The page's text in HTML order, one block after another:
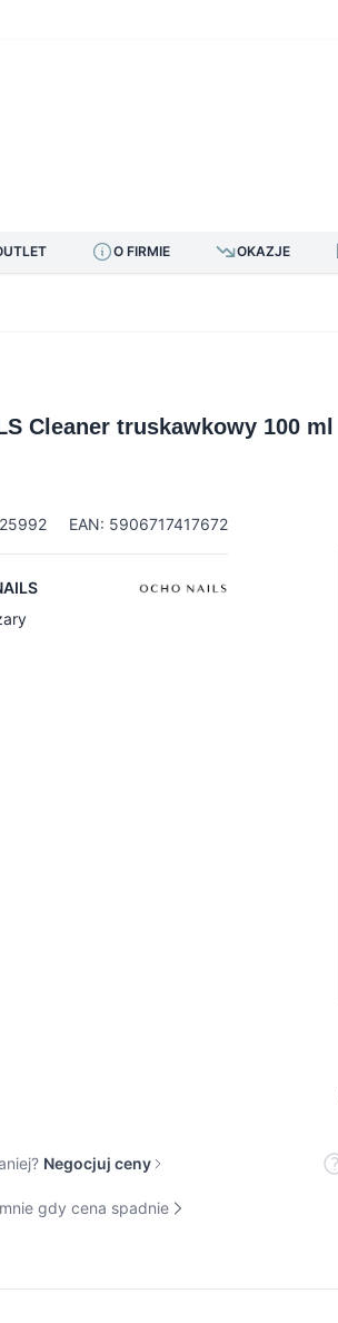
O FIRMIE OKAZJE
Cleaner truskawkowy 100 ml
EAN: 5906717417672
Negocjuj ceny
gdy cena spadnie